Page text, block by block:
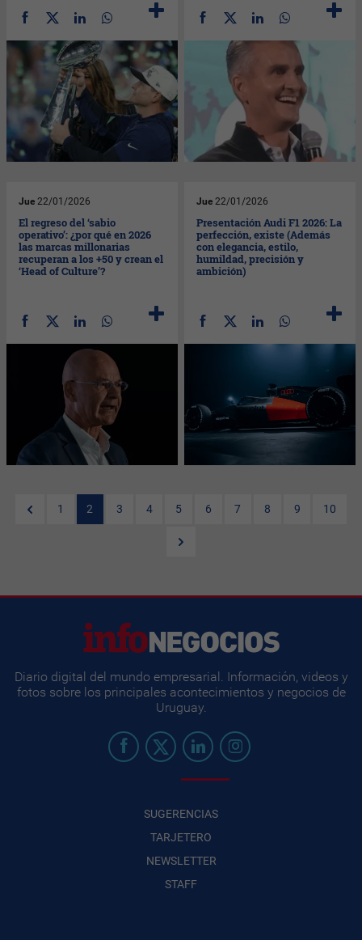
Jue 22/01/2026
El regreso del ‘sabio
operativo’: ¿por qué en 2026
las marcas millonarias
recuperan a los +50 y crean el
‘Head of Culture’?
Jue 22/01/2026
Presentación Audi F1 2026: La
perfección, existe (Además
con elegancia, estilo,
humildad, precisión y
ambición)
1 2 3 4 5 6 7 8 9 10
Diario digital del mundo empresarial. Información, videos y
fotos sobre los principales acontecimientos y negocios de
Uruguay.
SUGERENCIAS
TARJETERO
NEWSLETTER
STAFF